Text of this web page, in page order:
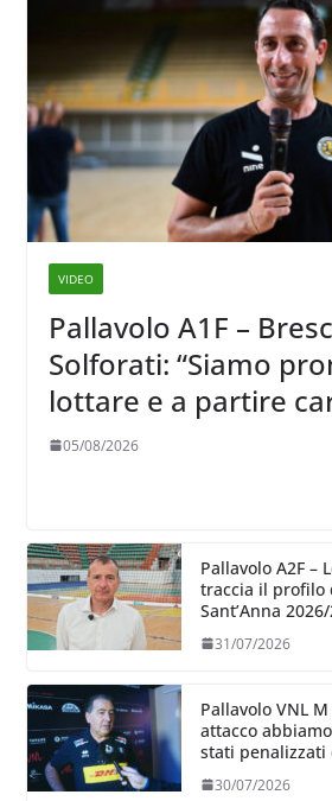
VIDEO
Pallavolo A1F –
Solforati: “Siamo
lottare e a partire
primo giorno”
05/08/2026
Pallavolo A2F –
traccia il profilo
Sant’Anna
31/07/2026
Pallavolo VNL
attacco
stati penalizzati
30/07/2026